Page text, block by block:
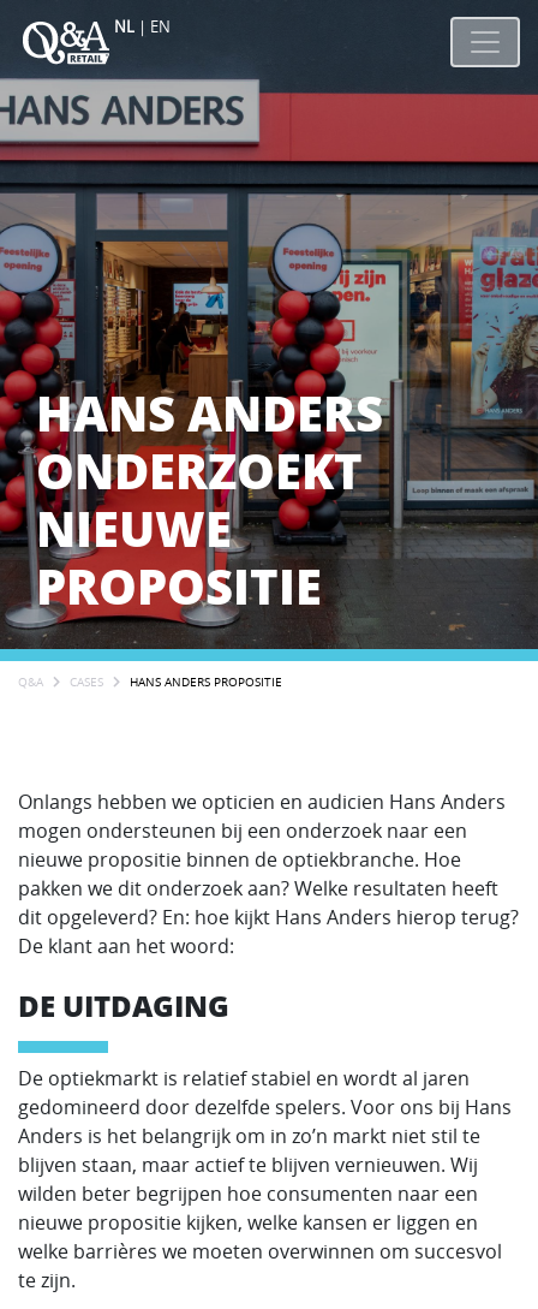
NL | EN
HANS ANDERS
ONDERZOEKT
NIEUWE
PROPOSITIE
Q&A CASES HANS ANDERS PROPOSITIE
Onlangs hebben we opticien en audicien Hans Anders
mogen ondersteunen bij een onderzoek naar een
nieuwe propositie binnen de optiekbranche. Hoe
pakken we dit onderzoek aan? Welke resultaten heeft
dit opgeleverd? En: hoe kijkt Hans Anders hierop terug?
De klant aan het woord:
DE UITDAGING
De optiekmarkt is relatief stabiel en wordt al jaren
gedomineerd door dezelfde spelers. Voor ons bij Hans
Anders is het belangrijk om in zo’n markt niet stil te
blijven staan, maar actief te blijven vernieuwen. Wij
wilden beter begrijpen hoe consumenten naar een
nieuwe propositie kijken, welke kansen er liggen en
welke barrières we moeten overwinnen om succesvol
te zijn.